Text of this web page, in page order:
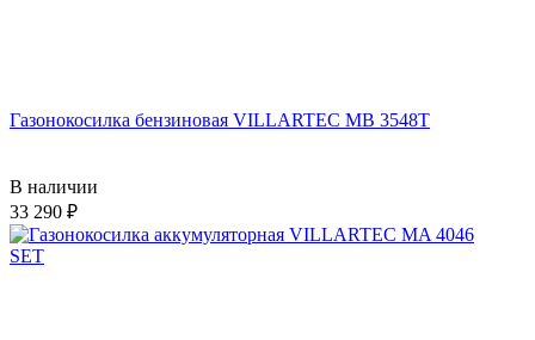
Газонокосилка бензиновая VILLARTEC MB 3548T
В наличии
33 290